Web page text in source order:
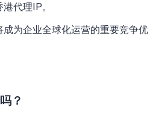
代理IP。
为企业全球化运营的重要竞争优
？